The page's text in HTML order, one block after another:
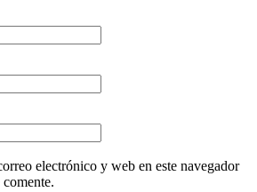
electrónico y web en este navegador